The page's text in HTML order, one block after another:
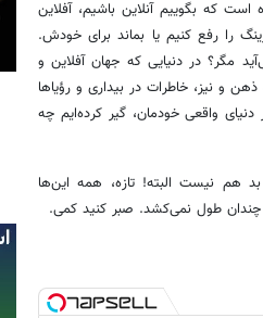
که بگوییم آنلاین باشیم، آفلاین
را رفع کنیم یا بماند برای خودش.
مگر؟ در دنیایی که جهان آفلاین و
و نیز، خاطرات در بیداری و رؤیاها
واقعی خودمان، گیر کرده‌ایم چه
نیست البته! تازه، همه این‌ها
چندان طول نمی‌کشد. صبر کنید کمی.